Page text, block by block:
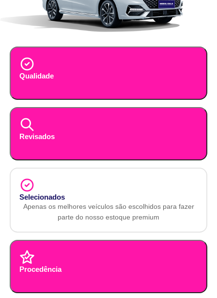
Qualidade
Revisados
Selecionados
Apenas os melhores veículos são escolhidos para fazer
parte do nosso estoque premium
Procedência